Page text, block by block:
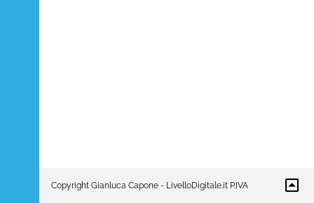
Copyright Gianluca Capone - LivelloDigitale.it P.IVA